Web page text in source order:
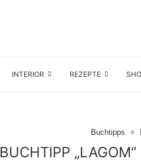
INTERIOR REZEPTE
Buchtipps
BUCHTIPP